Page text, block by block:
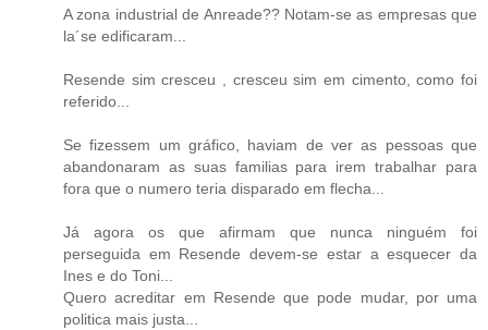
A zona industrial de Anreade?? Notam-se as empresas que
la´se edificaram...
Resende sim cresceu , cresceu sim em cimento, como foi
referido...
Se fizessem um gráfico, haviam de ver as pessoas que
abandonaram as suas familias para irem trabalhar para
fora que o numero teria disparado em flecha...
Já agora os que afirmam que nunca ninguém foi
perseguida em Resende devem-se estar a esquecer da
Ines e do Toni...
Quero acreditar em Resende que pode mudar, por uma
politica mais justa...